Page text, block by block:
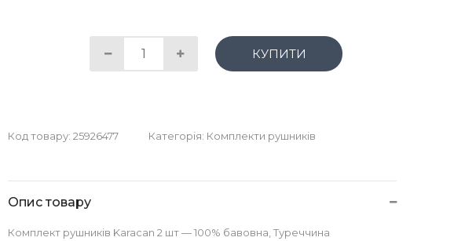
КУПИТИ
Код товару:25926477 Категорія: Комплекти рушників
Опис товару
Комплект рушників Karacan 2 шт — 100% бавовна, Туреччина